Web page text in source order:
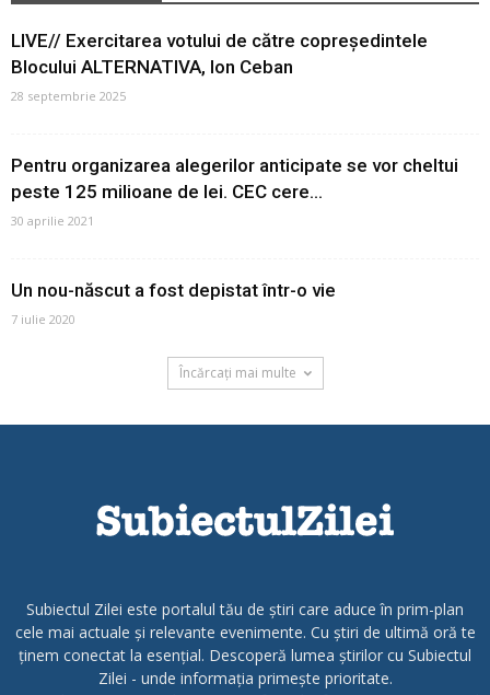
LIVE// Exercitarea votului de către copreședintele
Blocului ALTERNATIVA, Ion Ceban
28 septembrie 2025
Pentru organizarea alegerilor anticipate se vor cheltui
peste 125 milioane de lei. CEC cere...
30 aprilie 2021
Un nou-născut a fost depistat într-o vie
7 iulie 2020
Încărcați mai multe
Subiectul Zilei este portalul tău de știri care aduce în prim-plan
cele mai actuale și relevante evenimente. Cu știri de ultimă oră te
ținem conectat la esențial. Descoperă lumea știrilor cu Subiectul
Zilei - unde informația primește prioritate.